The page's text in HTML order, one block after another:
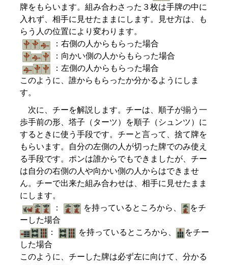
牌をもらいます。組み合わさった３枚は手牌の中に
入れず、相手に見せたままにします。見せ方は、も
らう人の位置により変わります。
：右側の人からもらった場合
：向かい側の人からもらった場合
：左側の人からもらった場合
このように、誰からもらったか分かるようにしま
す。
次に、チーを解説します。チーは、順子が揃う一
歩手前の形、塔子（ターツ）を順子（シュンツ）に
するときに使う手段です。チーと言って、捨て牌を
もらいます。自分の左側の人が切った牌でのみ使え
る手段です。ポンは誰からでもできましたが、チー
は自分の右側の人や向かい側の人からはできませ
ん。チーで出来た組み合わせは、相手に見せたまま
にします。
：
を持っているところから、
をチ
ーした場合
：
を持っているところから、
をチー
した場合
このように、チーした牌は必ず左に向けて、分かる